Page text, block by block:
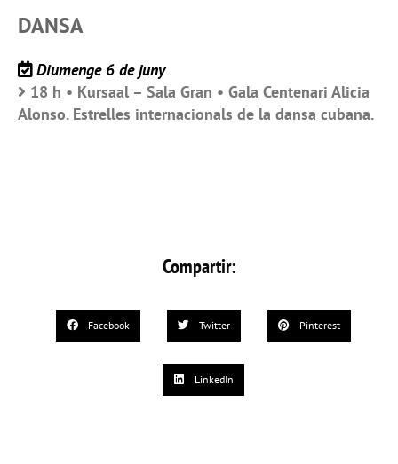
DANSA
Diumenge 6 de juny
18 h • Kursaal – Sala Gran • Gala Centenari Alicia
Alonso. Estrelles internacionals de la dansa cubana.
Compartir:
Facebook Twitter Pinterest
LinkedIn